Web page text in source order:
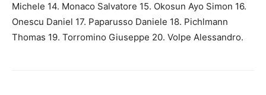
Michele 14. Monaco Salvatore 15. Okosun Ayo Simon 16.
Onescu Daniel 17. Paparusso Daniele 18. Pichlmann
Thomas 19. Torromino Giuseppe 20. Volpe Alessandro.